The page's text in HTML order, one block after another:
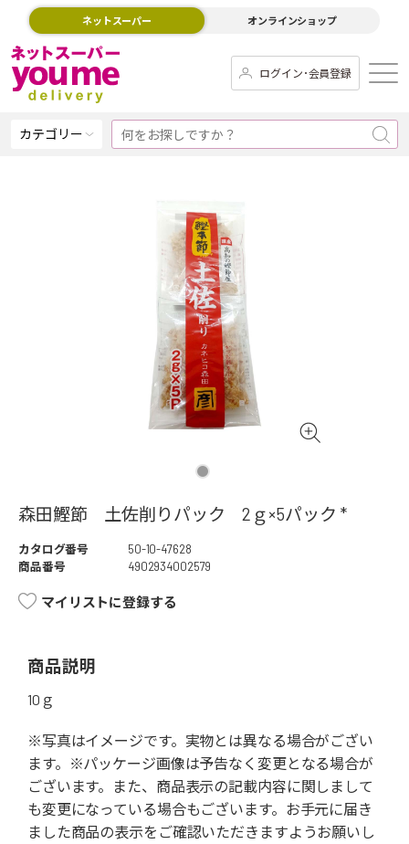
ネットスーパー オンラインショップ
ログイン･会員登録
カテゴリー
森田鰹節 土佐削りパック 2ｇ×5パック *
カタログ番号
50-10-47628
商品番号
4902934002579
マイリストに登録する
商品説明
10ｇ
※写真はイメージです。実物とは異なる場合がござい
ます。※パッケージ画像は予告なく変更となる場合が
ございます。また、商品表示の記載内容に関しまして
も変更になっている場合もございます。お手元に届き
ました商品の表示をご確認いただきますようお願いし